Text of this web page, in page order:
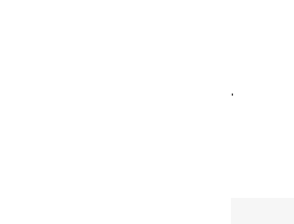
.